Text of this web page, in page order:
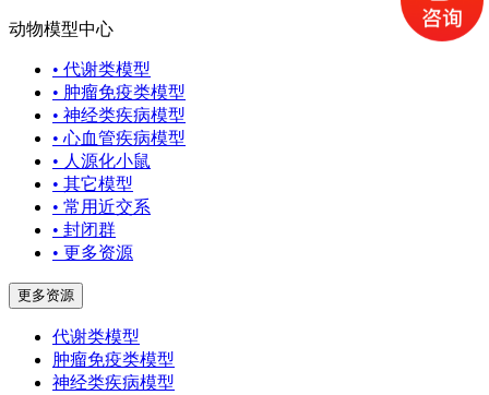
动物模型中心
• 代谢类模型
• 肿瘤免疫类模型
• 神经类疾病模型
• 心血管疾病模型
• 人源化小鼠
• 其它模型
• 常用近交系
• 封闭群
• 更多资源
更多资源
代谢类模型
肿瘤免疫类模型
神经类疾病模型